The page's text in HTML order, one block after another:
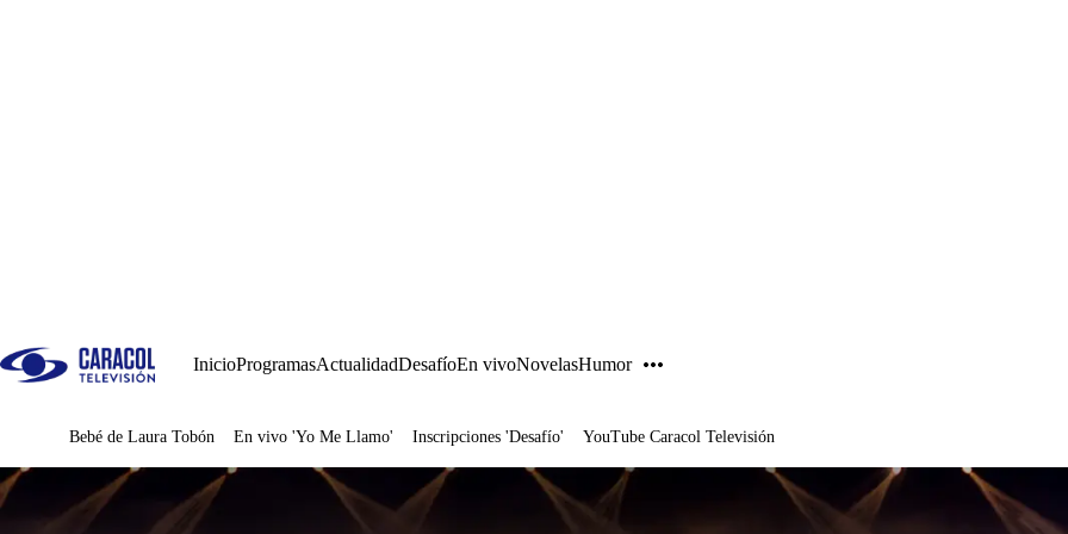
InicioProgramasActualidadDesafíoEn vivoNovelasHumor
Juegos
Bebé de Laura Tobón En vivo 'Yo Me Llamo' Inscripciones 'Desafío' YouTube Caracol Televisión